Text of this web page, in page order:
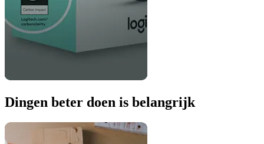
Dingen beter doen is belangrijk